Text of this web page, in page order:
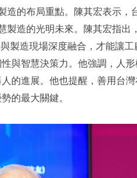
的布局重點。陳其宏表示，
造的光明未來。陳其宏指出
造現場深度融合，才能讓工
與智慧決策力。他強調，人
的進展。他也提醒，善用台
的最大關鍵。